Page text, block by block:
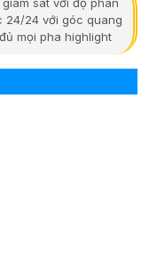
24/24 với góc quang
mọi pha highlight